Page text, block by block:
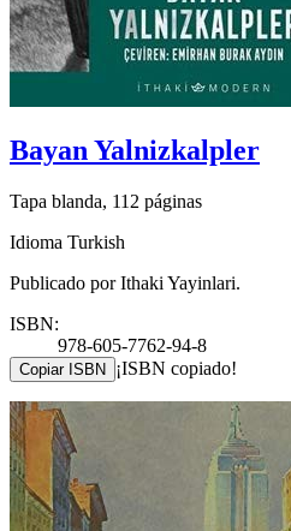
Bayan Yalnizkalpler
Tapa blanda, 112 páginas
Idioma Turkish
Publicado por Ithaki Yayinlari.
ISBN:
978-605-7762-94-8
Copiar ISBN ¡ISBN copiado!